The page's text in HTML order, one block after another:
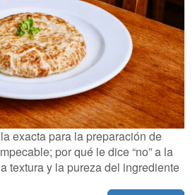
exacta para la preparación de
por qué le dice “no” a la
textura y la pureza del ingrediente